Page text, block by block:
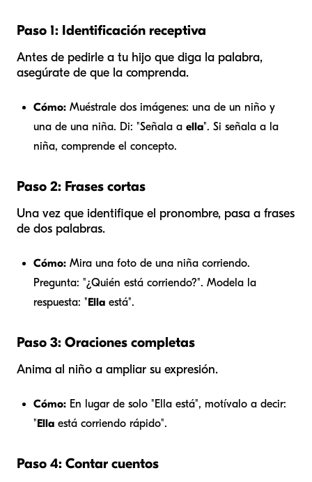
Paso 1: Identificación receptiva
Antes de pedirle a tu hijo que diga la palabra,
asegúrate de que la comprenda.
Cómo: Muéstrale dos imágenes: una de un niño y
una de una niña. Di: "Señala a ella". Si señala a la
niña, comprende el concepto.
Paso 2: Frases cortas
Una vez que identifique el pronombre, pasa a frases
de dos palabras.
Cómo: Mira una foto de una niña corriendo.
Pregunta: "¿Quién está corriendo?". Modela la
respuesta: "Ella está".
Paso 3: Oraciones completas
Anima al niño a ampliar su expresión.
Cómo: En lugar de solo "Ella está", motívalo a decir:
"Ella está corriendo rápido".
Paso 4: Contar cuentos